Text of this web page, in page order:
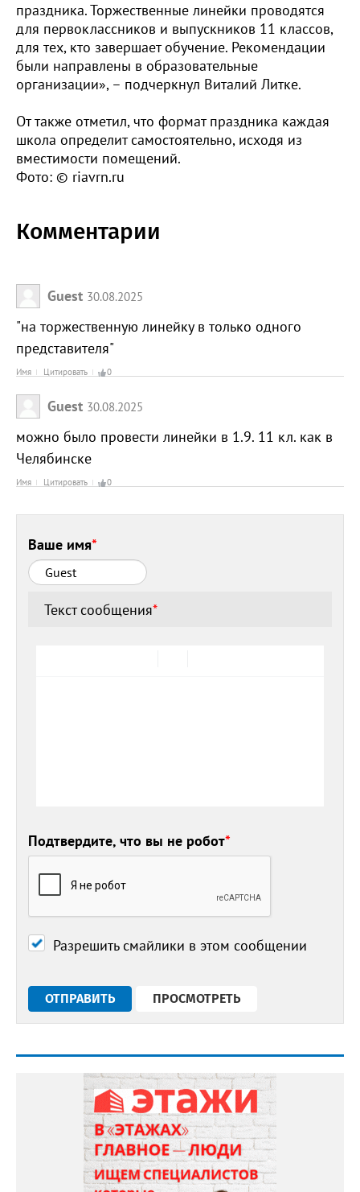
праздника. Торжественные линейки проводятся
для первоклассников и выпускников 11 классов,
для тех, кто завершает обучение. Рекомендации
были направлены в образовательные
организации», – подчеркнул Виталий Литке.
От также отметил, что формат праздника каждая
школа определит самостоятельно, исходя из
вместимости помещений.
Фото: © riavrn.ru
Комментарии
Guest 30.08.2025
"на торжественную линейку в только одного
представителя"
Имя Цитировать 0
Guest 30.08.2025
можно было провести линейки в 1.9. 11 кл. как в
Челябинске
Имя Цитировать 0
Ваше имя*
Текст сообщения*
Подтвердите, что вы не робот*
Разрешить смайлики в этом сообщении